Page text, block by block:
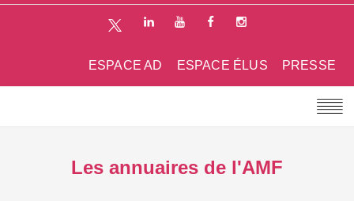
PRESSE
ESPACE ÉLUS
ESPACE AD
Les annuaires de l'AMF